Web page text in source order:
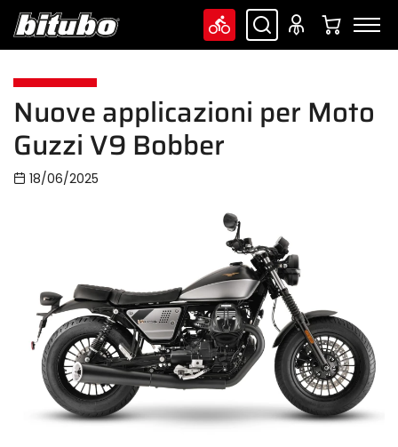
Nuove applicazioni per Moto
Guzzi V9 Bobber
18/06/2025